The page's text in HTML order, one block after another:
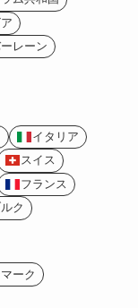
レーン
イタリア
スイス
フランス
ク
ーク